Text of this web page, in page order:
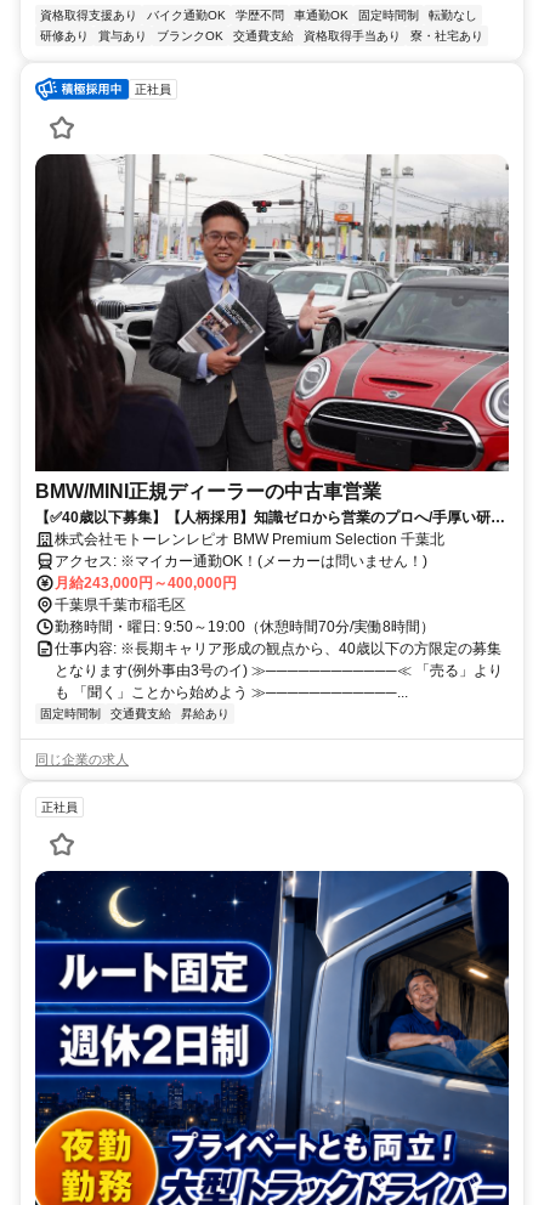
資格取得支援あり バイク通勤OK 学歴不問 車通勤OK 固定時間制
転勤なし
研修あり
賞与あり ブランクOK 交通費支給 資格取得手当あり 寮・社宅あり
正社員
BMW/MINI正規ディーラーの中古車営業
【✅40歳以下募集】【人柄採用】知識ゼロから営業のプロへ/手厚い研修
とチームのサポートで、あなたの成長を応援します！
株式会社モトーレンレピオ BMW Premium Selection 千葉北
アクセス: ※マイカー通勤OK！(メーカーは問いません！)
月給243,000円～400,000円
千葉県千葉市稲毛区
勤務時間・曜日: 9:50～19:00（休憩時間70分/実働8時間）
仕事内容: ※長期キャリア形成の観点から、40歳以下の方限定の募集
となります(例外事由3号のイ) ≫────────────≪ 「売る」より
も 「聞く」ことから始めよう ≫────────────...
固定時間制 交通費支給 昇給あり
同じ企業の求人
正社員